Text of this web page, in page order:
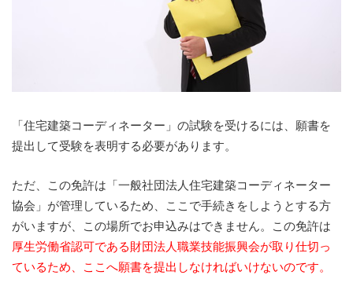
「住宅建築コーディネーター」の試験を受けるには、願書を
提出して受験を表明する必要があります。
ただ、この免許は「一般社団法人住宅建築コーディネーター
協会」が管理しているため、ここで手続きをしようとする方
がいますが、この場所でお申込みはできません。この免許は
厚生労働省認可である財団法人職業技能振興会が取り仕切っ
ているため、ここへ願書を提出しなければいけないのです。